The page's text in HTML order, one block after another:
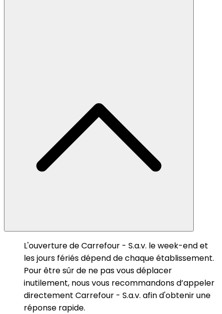
L'ouverture de Carrefour - S.a.v. le week-end et
les jours fériés dépend de chaque établissement.
Pour être sûr de ne pas vous déplacer
inutilement, nous vous recommandons d’appeler
directement Carrefour - S.a.v. afin d'obtenir une
réponse rapide.